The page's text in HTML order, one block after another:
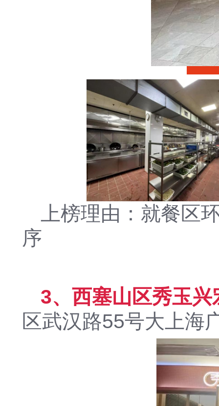
上榜理由：就餐区
序
3、西塞山区秀玉
区武汉路55号大上海